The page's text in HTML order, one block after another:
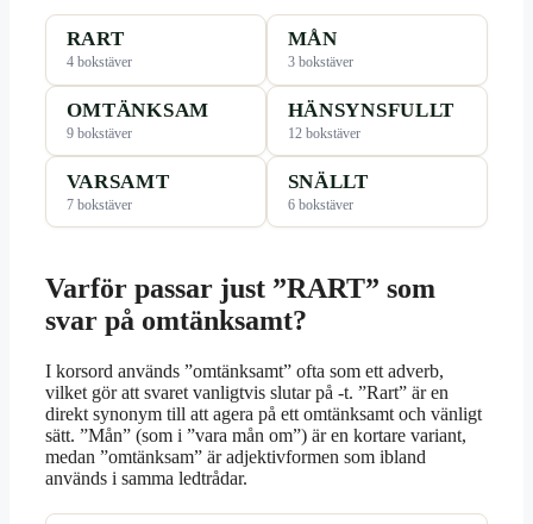
RART
4 bokstäver
MÅN
3 bokstäver
OMTÄNKSAM
9 bokstäver
HÄNSYNSFULLT
12 bokstäver
VARSAMT
7 bokstäver
SNÄLLT
6 bokstäver
Varför passar just ”RART” som
svar på omtänksamt?
I korsord används ”omtänksamt” ofta som ett adverb,
vilket gör att svaret vanligtvis slutar på -t. ”Rart” är en
direkt synonym till att agera på ett omtänksamt och vänligt
sätt. ”Mån” (som i ”vara mån om”) är en kortare variant,
medan ”omtänksam” är adjektivformen som ibland
används i samma ledtrådar.